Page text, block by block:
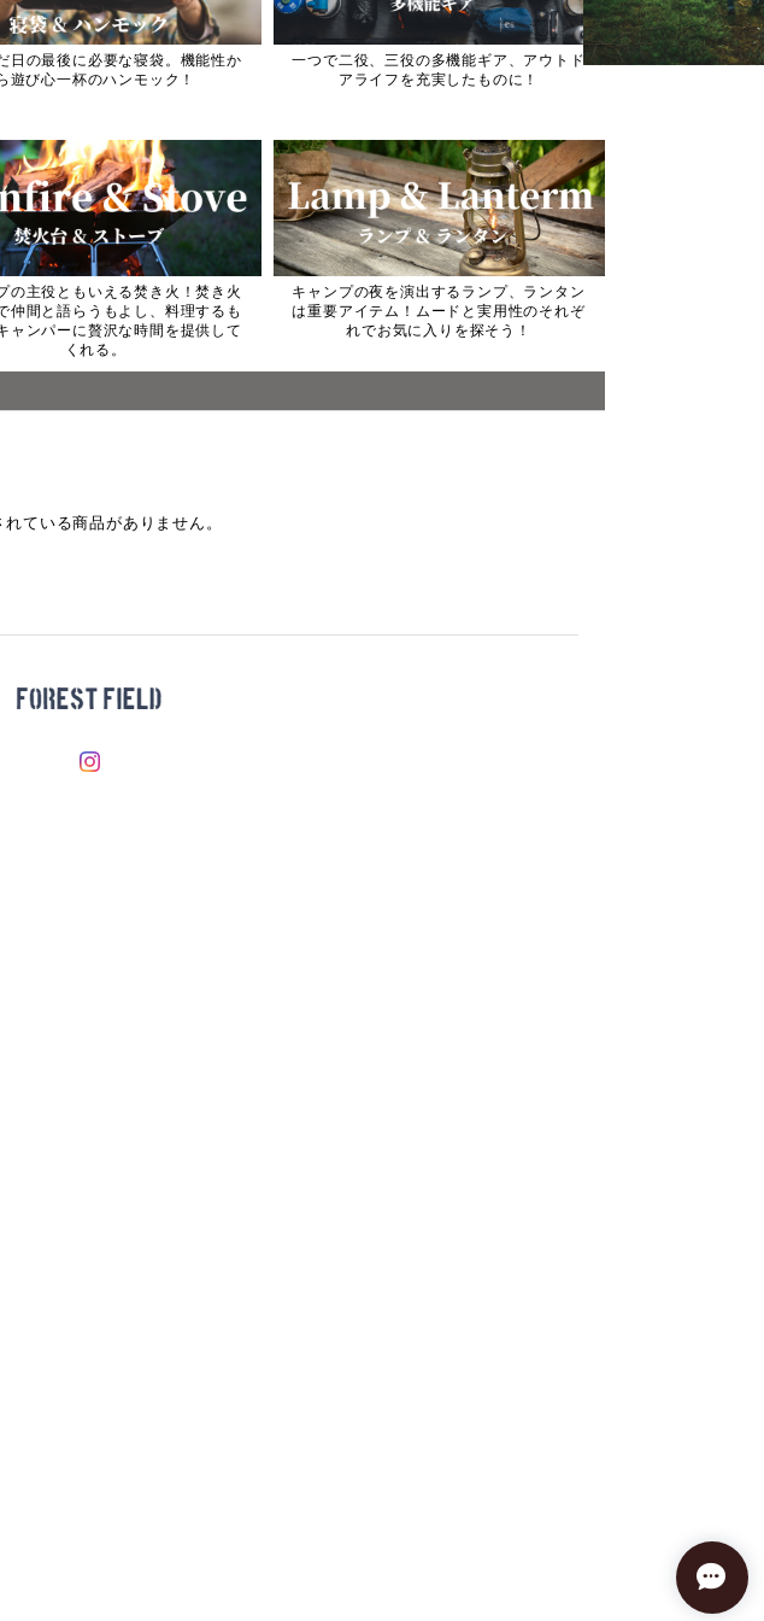
日の最後に必要な寝袋。機能性か
遊び心一杯のハンモック！
一つで二役、三役の多機能ギア、アウトド
アライフを充実したものに！
の主役ともいえる焚き火！焚き火
仲間と語らうもよし、料理するも
ャンパーに贅沢な時間を提供して
くれる。
キャンプの夜を演出するランプ、ランタン
は重要アイテム！ムードと実用性のそれぞ
れでお気に入りを探そう！
れている商品がありません。